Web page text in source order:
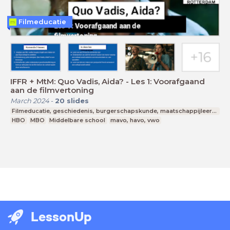
IFFR + MtM: Quo Vadis, Aida? - Les 1: Voorafgaand
aan de filmvertoning
March 2024- 20 slides
Filmeducatie, geschiedenis, burgerschapskunde, maatschappijleer, mediawijsheid, burgerschap
HBO
MBO Middelbare school mavo, havo, vwo
Filmeducatie
LessonUp